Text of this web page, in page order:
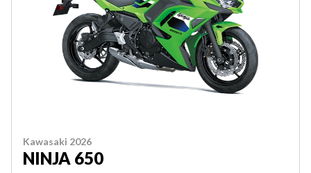
Kawasaki 2026
NINJA 650